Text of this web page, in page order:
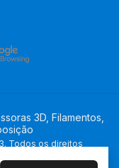
3D, Filamentos,
Todos os direitos